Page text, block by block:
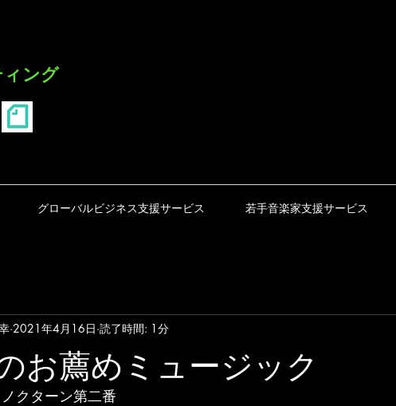
ング
グローバルビジネス支援サービス 若手音楽家支援サービス
お薦めミュージック
2021年4月16日 読了時間: 1分
クターン第二番